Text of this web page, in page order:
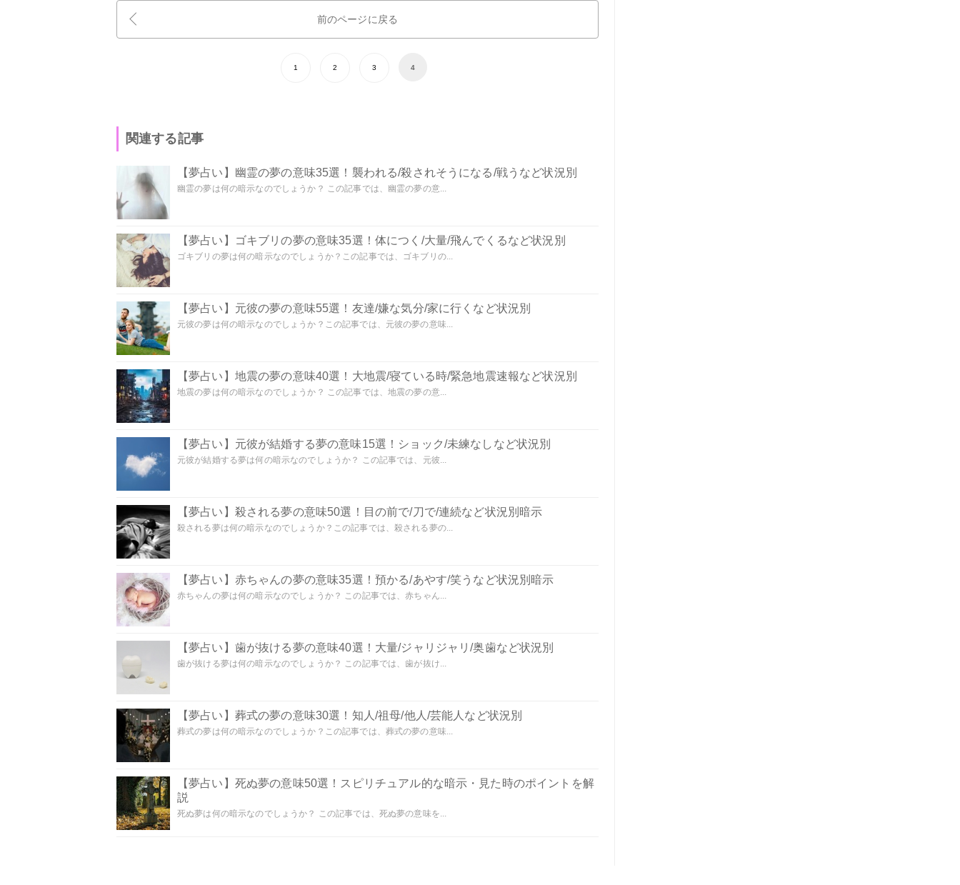
前のページに戻る
1 2 3 4
関連する記事
【夢占い】幽霊の夢の意味35選！襲われる/殺されそうになる/戦うなど状況別
幽霊の夢は何の暗示なのでしょうか？ この記事では、幽霊の夢の意...
【夢占い】ゴキブリの夢の意味35選！体につく/大量/飛んでくるなど状況別
ゴキブリの夢は何の暗示なのでしょうか？この記事では、ゴキブリの...
【夢占い】元彼の夢の意味55選！友達/嫌な気分/家に行くなど状況別
元彼の夢は何の暗示なのでしょうか？この記事では、元彼の夢の意味...
【夢占い】地震の夢の意味40選！大地震/寝ている時/緊急地震速報など状況別
地震の夢は何の暗示なのでしょうか？ この記事では、地震の夢の意...
【夢占い】元彼が結婚する夢の意味15選！ショック/未練なしなど状況別
元彼が結婚する夢は何の暗示なのでしょうか？ この記事では、元彼...
【夢占い】殺される夢の意味50選！目の前で/刀で/連続など状況別暗示
殺される夢は何の暗示なのでしょうか？この記事では、殺される夢の...
【夢占い】赤ちゃんの夢の意味35選！預かる/あやす/笑うなど状況別暗示
赤ちゃんの夢は何の暗示なのでしょうか？ この記事では、赤ちゃん...
【夢占い】歯が抜ける夢の意味40選！大量/ジャリジャリ/奥歯など状況別
歯が抜ける夢は何の暗示なのでしょうか？ この記事では、歯が抜け...
【夢占い】葬式の夢の意味30選！知人/祖母/他人/芸能人など状況別
葬式の夢は何の暗示なのでしょうか？この記事では、葬式の夢の意味...
【夢占い】死ぬ夢の意味50選！スピリチュアル的な暗示・見た時のポイントを解
説
死ぬ夢は何の暗示なのでしょうか？ この記事では、死ぬ夢の意味を...